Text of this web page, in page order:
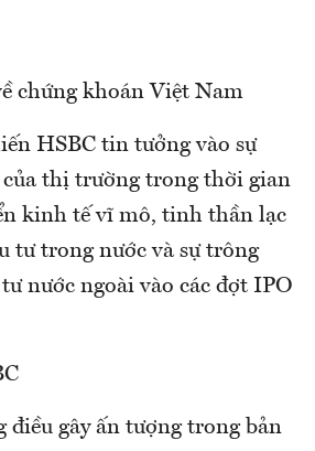
chứng khoán Việt Nam
HSBC tin tưởng vào sự
thị trường trong thời gian
kinh tế vĩ mô, tinh thần lạc
tư trong nước và sự trông
nước ngoài vào các đợt IPO
gây ấn tượng trong bản